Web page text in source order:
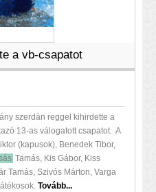
a vb-csapatot
szerdán reggel kihirdette a
13-as válogatott csapatot. A
(kapusok), Benedek Tibor,
Tamás, Kis Gábor, Kiss
Tamás, Szivós Márton, Varga
Tovább...